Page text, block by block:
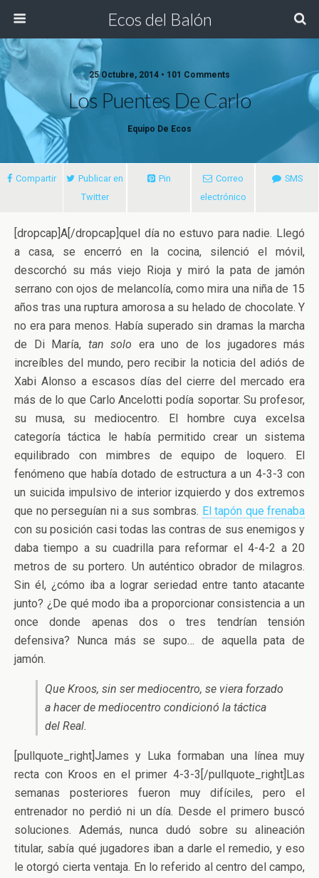
Ecos del Balón
25 Octubre, 2014 • 101 Comments
Los Puentes De Carlo
Equipo De Ecos
Compartir
Publicar en
Twitter
Pin
Correo
electrónico
SMS
[dropcap]A[/dropcap]quel día no estuvo para nadie. Llegó
a casa, se encerró en la cocina, silenció el móvil,
descorchó su más viejo Rioja y miró la pata de jamón
serrano con ojos de melancolía, como mira una niña de 15
años tras una ruptura amorosa a su helado de chocolate. Y
no era para menos. Había superado sin dramas la marcha
de Di María, tan solo era uno de los jugadores más
increíbles del mundo, pero recibir la noticia del adiós de
Xabi Alonso a escasos días del cierre del mercado era
más de lo que Carlo Ancelotti podía soportar. Su profesor,
su musa, su mediocentro. El hombre cuya excelsa
categoría táctica le había permitido crear un sistema
equilibrado con mimbres de equipo de loquero. El
fenómeno que había dotado de estructura a un 4-3-3 con
un suicida impulsivo de interior izquierdo y dos extremos
que no perseguían ni a sus sombras. El tapón que frenaba
con su posición casi todas las contras de sus enemigos y
daba tiempo a su cuadrilla para reformar el 4-4-2 a 20
metros de su portero. Un auténtico obrador de milagros.
Sin él, ¿cómo iba a lograr seriedad entre tanto atacante
junto? ¿De qué modo iba a proporcionar consistencia a un
once donde apenas dos o tres tendrían tensión
defensiva? Nunca más se supo… de aquella pata de
jamón.
Que Kroos, sin ser mediocentro, se viera forzado
a hacer de mediocentro condicionó la táctica
del Real.
[pullquote_right]James y Luka formaban una línea muy
recta con Kroos en el primer 4-3-3[/pullquote_right]Las
semanas posteriores fueron muy difíciles, pero el
entrenador no perdió ni un día. Desde el primero buscó
soluciones. Además, nunca dudó sobre su alineación
titular, sabía qué jugadores iban a darle el remedio, y eso
le otorgó cierta ventaja. En lo referido al centro del campo,